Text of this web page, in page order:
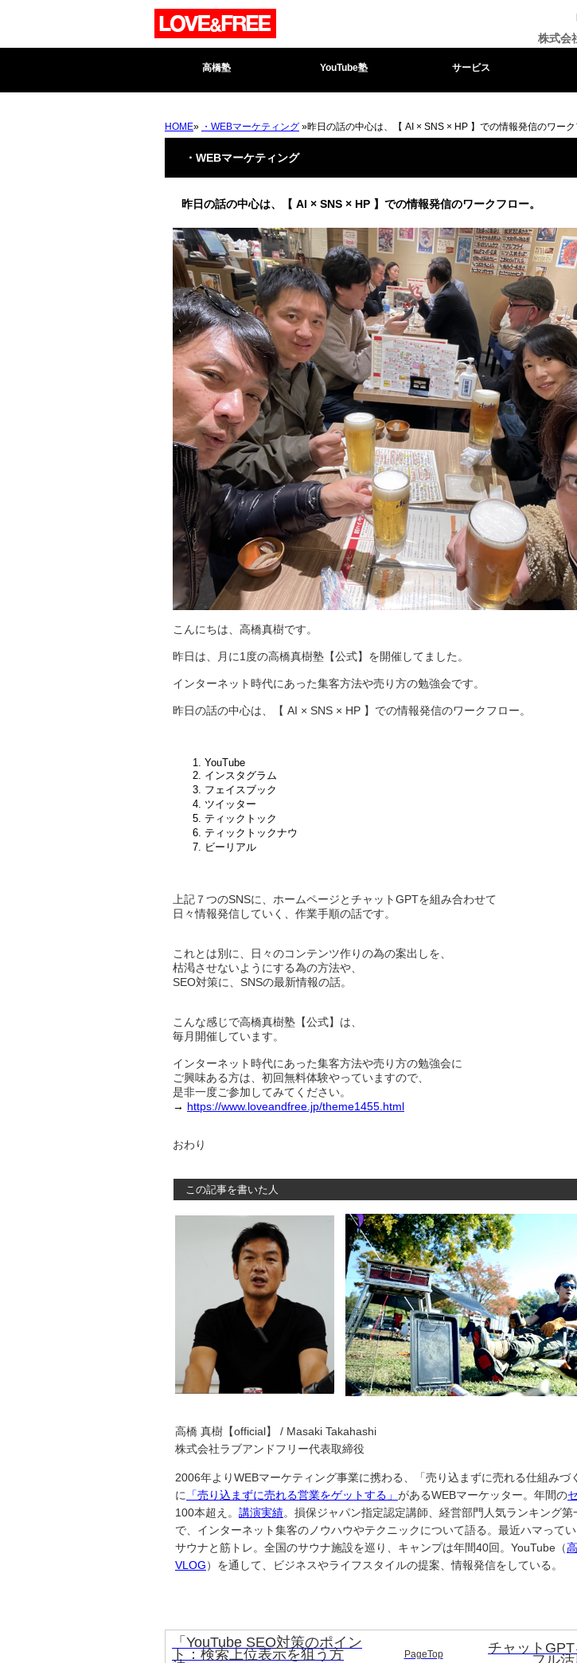
株式会
高橋塾 YouTube塾 サービス
HOME» ・WEBマーケティング »昨日の話の中心は、【 AI × SNS × HP 】での情報発信のワーク
・WEBマーケティング
昨日の話の中心は、【 AI × SNS × HP 】での情報発信のワークフロー。
こんにちは、高橋真樹です。
昨日は、月に1度の高橋真樹塾【公式】を開催してました。
インターネット時代にあった集客方法や売り方の勉強会です。
昨日の話の中心は、【 AI × SNS × HP 】での情報発信のワークフロー。
YouTube
インスタグラム
フェイスブック
ツイッター
ティックトック
ティックトックナウ
ビーリアル
上記７つのSNSに、ホームページとチャットGPTを組み合わせて
日々情報発信していく、作業手順の話です。
これとは別に、日々のコンテンツ作りの為の案出しを、
枯渇させないようにする為の方法や、
SEO対策に、SNSの最新情報の話。
こんな感じで高橋真樹塾【公式】は、
毎月開催しています。
インターネット時代にあった集客方法や売り方の勉強会に
ご興味ある方は、初回無料体験やっていますので、
是非一度ご参加してみてください。
→ https://www.loveandfree.jp/theme1455.html
おわり
この記事を書いた人
高橋 真樹【official】 / Masaki Takahashi
株式会社ラブアンドフリー代表取締役
2006年よりWEBマーケティング事業に携わる、「売り込まずに売れる仕組みづ
に
「売り込まずに売れる営業をゲットする」 があるWEBマーケッター。年間の
100本超え。 講演実績。損保ジャパン指定認定講師、経営部門人気ランキング第
で、インターネット集客のノウハウやテクニックについて語る。最近ハマって
サウナと筋トレ。全国のサウナ施設を巡り、キャンプは年間40回。YouTube（
VLOG）を通して、ビジネスやライフスタイルの提案、情報発信をしている。
「YouTube SEO対策のポイン
ト：検索上位表示を狙う方 PageTop チャット
フル活